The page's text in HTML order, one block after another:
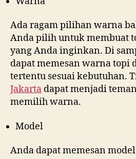
Ada ragam pilihan warna
Anda pilih untuk membuat
yang Anda inginkan. Di
dapat memesan warna topi
tertentu sesuai kebutuhan.
Jakarta dapat menjadi
memilih warna.
Model
Anda dapat memesan